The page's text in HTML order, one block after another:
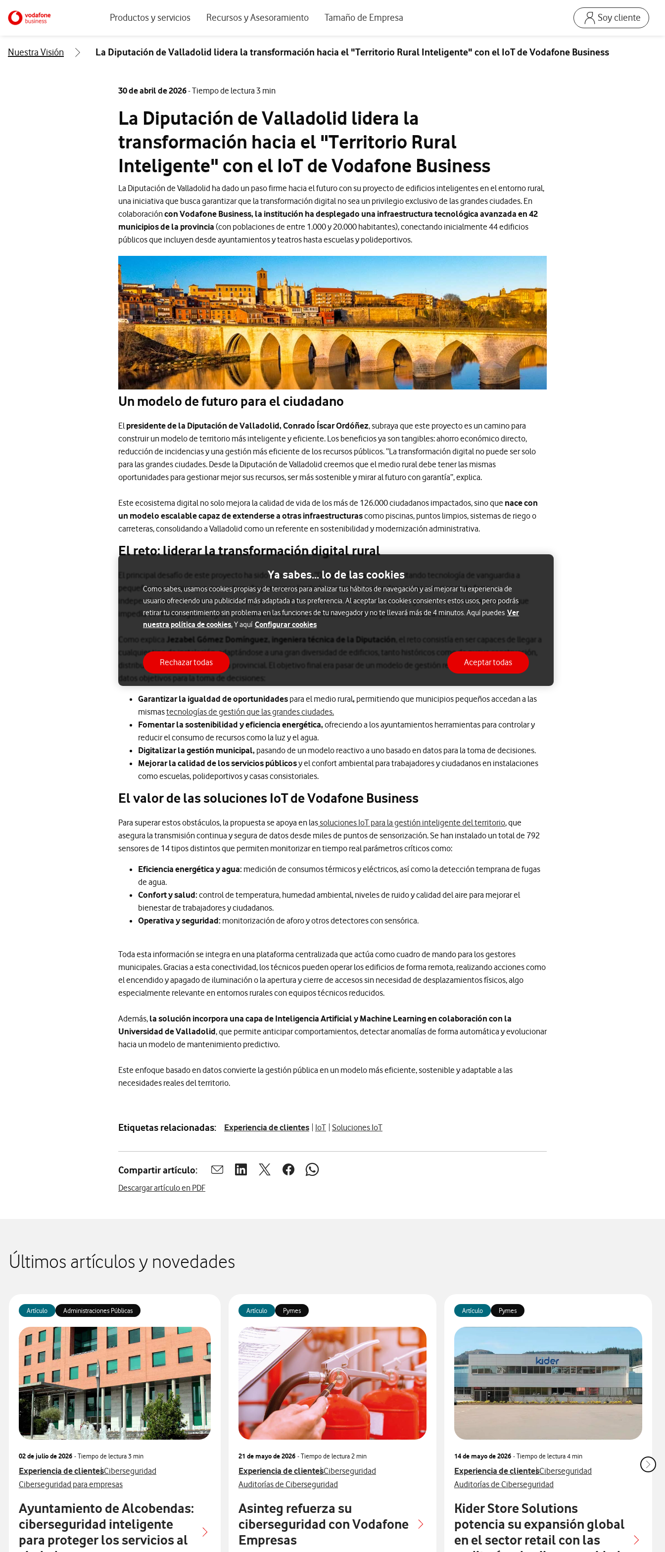
Ir a la pagina principal de vodafone.esProductos y servicios
IA para empresas
Workplace
Soluciones de negocio
Recursos y Asesoramiento
Eventos y webinars
Tamaño de Empresa Soy cliente
Ir a la pagina
Nuestra Visión La Diputación de Valladolid lidera la transformación hacia el "Territorio Rural Inteligente" con el IoT de Vodafone Business
30 de abril de 2026- Tiempo de lectura 3 min
La Diputación de Valladolid lidera la
transformación hacia el "Territorio Rural
Inteligente" con el IoT de Vodafone Business
La Diputación de Valladolid ha dado un paso firme hacia el futuro con su proyecto de edificios inteligentes en el entorno rural,
una iniciativa que busca garantizar que la transformación digital no sea un privilegio exclusivo de las grandes ciudades. En
colaboracióncon Vodafone Business, la institución ha desplegado una infraestructura tecnológica avanzada en 42
municipios de la provincia (con poblaciones de entre 1.000 y 20.000 habitantes), conectando inicialmente 44 edificios
públicos que incluyen desde ayuntamientos y teatros hasta escuelas y polideportivos.
Un modelo de futuro para el ciudadano
El presidente de la Diputación de Valladolid, Conrado Íscar Ordóñez, subraya que este proyecto es un camino para
construir un modelo de territorio más inteligente y eficiente. Los beneficios ya son tangibles: ahorro económico directo,
reducción de incidencias y una gestión más eficiente de los recursos públicos. “La transformación digital no puede ser solo
para las grandes ciudades. Desde la Diputación de Valladolid creemos que el medio rural debe tener las mismas
oportunidades para gestionar mejor sus recursos, ser más sostenible y mirar al futuro con garantía”, explica.
Este ecosistema digital no solo mejora la calidad de vida de los más de 126.000 ciudadanos impactados, sino que nace con
un modelo escalable capaz de extenderse a otras infraestructurascomo piscinas, puntos limpios, sistemas de riego o
carreteras, consolidando a Valladolid como un referente en sostenibilidad y modernización administrativa.
El reto: liderar la transformación digital rural
El principal desafío de este proyecto ha sido actuar como “Diputación tractora”, facilitando tecnología de vanguardia a
pequeños municipios que, por su tamaño y recursos limitados, no podrían acceder a estas soluciones de forma
independiente. Históricamente, estos ayuntamientos carecían de datos precisos para gestionar sus instalaciones, lo que
impedía detectar fugas de agua o consumos eléctricos anómalos hasta la llegada de las facturas.
Como explica Jezabel Gómez Domínguez, ingeniera técnica de la Diputación , el reto consistía en ser capaces de llegar a
cualquier tipo de instalación, adaptándose a una gran diversidad de edificios, tanto históricos como de nueva construcción,
distribuidos por toda la geografía provincial. El objetivo final era pasar de un modelo de gestión reactivo a uno basado en
datos objetivos para la toma de decisiones:
Garantizar la igualdad de oportunidades para el medio rural, permitiendo que municipios pequeños accedan a las
mismastecnologías de gestión que las grandes ciudades.
Fomentar la sostenibilidad y eficiencia energética, ofreciendo a los ayuntamientos herramientas para controlar y
reducir el consumo de recursos como la luz y el agua.
Digitalizar la gestión municipal, pasando de un modelo reactivo a uno basado en datos para la toma de decisiones.
Mejorar la calidad de los servicios públicosy el confort ambiental para trabajadores y ciudadanos en instalaciones
como escuelas, polideportivos y casas consistoriales.
El valor de las soluciones IoT de Vodafone Business
Para superar estos obstáculos, la propuesta se apoya en las soluciones IoT para la gestión inteligente del territorio, que
asegura la transmisión continua y segura de datos desde miles de puntos de sensorización. Se han instalado un total de 792
sensores de 14 tipos distintos que permiten monitorizar en tiempo real parámetros críticos como:
Eficiencia energética y agua: medición de consumos térmicos y eléctricos, así como la detección temprana de fugas
de agua.
Confort y salud: control de temperatura, humedad ambiental, niveles de ruido y calidad del aire para mejorar el
bienestar de trabajadores y ciudadanos.
Operativa y seguridad: monitorización de aforo y otros detectores con sensórica.
Toda esta información se integra en una plataforma centralizada que actúa como cuadro de mando para los gestores
municipales. Gracias a esta conectividad, los técnicos pueden operar los edificios de forma remota, realizando acciones como
el encendido y apagado de iluminación o la apertura y cierre de accesos sin necesidad de desplazamientos físicos, algo
especialmente relevante en entornos rurales con equipos técnicos reducidos.
Además, la solución incorpora una capa de Inteligencia Artificial y Machine Learning en colaboración con la
Universidad de Valladolid, que permite anticipar comportamientos, detectar anomalías de forma automática y evolucionar
hacia un modelo de mantenimiento predictivo.
Este enfoque basado en datos convierte la gestión pública en un modelo más eficiente, sostenible y adaptable a las
necesidades reales del territorio.
Etiquetas relacionadas: Experiencia de clientes IoT Soluciones IoT
Compartir artículo: Abrir ventana para compartir en mail
Abrir ventana para compartir en linkedin
Abrir ventana para compartir en twitter
Abrir ventana para compartir en facebook
Abrir ventana para compartir en whatsapp
Descargar artículo en PDF
Últimos artículos y novedades
Artículo Administraciones Públicas
02 de julio de 2026 - Tiempo de lectura3 min
Ver más articulos relacionados con
Experiencia de clientesVer más artículos con
Ciberseguridad
Ver más artículos con
Ciberseguridad para empresas
Ayuntamiento de Alcobendas:
ciberseguridad inteligente
para proteger los servicios al
Artículo Pymes
21 de mayo de 2026 - Tiempo de lectura2 min
Ver más articulos relacionados con
Experiencia de clientesVer más artículos con
Ciberseguridad
Ver más artículos con
Auditorías de Ciberseguridad
Asinteg refuerza su
ciberseguridad con Vodafone
Empresas
Artículo Pymes
14 de mayo de 2026 - Tiempo de lectura4 min
Ver más articulos relacionados con
Experiencia de clientesVer más artículos con
Ciberseguridad
Ver más artículos con
Auditorías de Ciberseguridad
Kider Store Solutions
potencia su expansión global
en el sector retail con las
Ya sabes... lo de las cookies
Como sabes, usamos cookies propias y de terceros para analizar tus hábitos de navegación y así mejorar tu experiencia de
usuario ofreciendo una publicidad más adaptada a tus preferencia. Al aceptar las cookies consientes estos usos, pero podrás
retirar tu consentimiento sin problema en las funciones de tu navegador y no te llevará más de 4 minutos. Aquí puedes Ver
nuestra política de cookies.Y aquí Configurar cookies
Rechazar todas Aceptar todas